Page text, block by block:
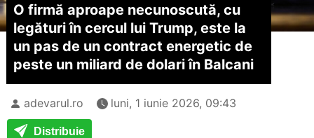
O firmă aproape necunoscută, cu
legături în cercul lui Trump, este la
un pas de un contract energetic de
peste un miliard de dolari în Balcani
adevarul.ro luni, 1 iunie 2026, 09:43
Distribuie